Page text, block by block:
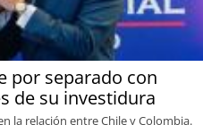
por separado con
de su investidura
la relación entre Chile y Colombia.